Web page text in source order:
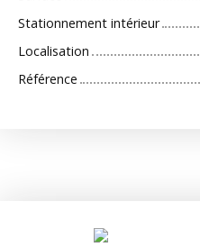
Stationnement intérieur
Localisation
Référence